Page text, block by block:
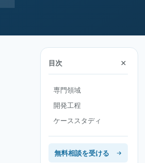
目次
専門領域
開発工程
ケーススタディ
無料相談を受ける